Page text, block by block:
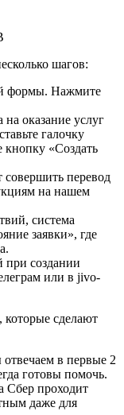
шагов:
формы. Нажмите
на оказание услуг
галочку
«Создать
совершить перевод
на нашем
система
заявки», где
при создании
или в jivo-
которые сделают
в первые 2
готовы помочь.
Сбер проходит
даже для